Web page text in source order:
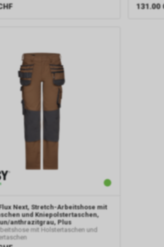
131.00
Next, Stretch-Arbeitshose mit
und Kniepolstertaschen,
anthrazitgrau, Plus
mit Holstertaschen und
Dienst der Google Ireland Limited, Gordon
nachfolgend nur „Google“ genannt.
Wir nutzen das Conversion-Tracking zur
Angebots. Im Falle einer von Ihnen erteilten
ist Rechtsgrundlage Art. 6 Abs. 1 lit. a
Abs. 1 lit. f DSGVO sein. Unser berechtigtes
Optimierung und dem wirtschaftlichen
Falls Sie auf eine von Google geschaltete
eingesetzte Conversion-Tracking ein Cookie
Sofern das Cookie noch gültig ist und Sie
Internetauftritts besuchen, können sowohl
Sie anschliessend auf unseren Internetauftritt
Durch die so eingeholten Informationen
den Besuch unseres Internetauftritts. Zudem
Informationen über die Anzahl der Nutzer,